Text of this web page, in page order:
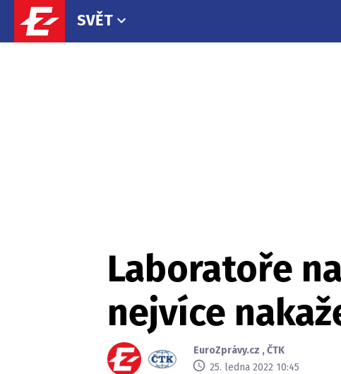
SVĚT
Laboratoře
nejvíce
EuroZprávy.cz ,ČTK
25. ledna 2022 10:45